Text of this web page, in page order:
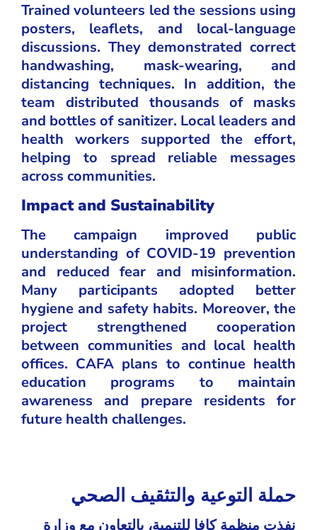
Trained volunteers led the sessions using
posters, leaflets, and local-language
discussions. They demonstrated correct
handwashing, mask-wearing, and
distancing techniques. In addition, the
team distributed thousands of masks
and bottles of sanitizer. Local leaders and
health workers supported the effort,
helping to spread reliable messages
across communities.
Impact and Sustainability
The campaign improved public
understanding of COVID-19 prevention
and reduced fear and misinformation.
Many participants adopted better
hygiene and safety habits. Moreover, the
project strengthened cooperation
between communities and local health
offices. CAFA plans to continue health
education programs to maintain
awareness and prepare residents for
future health challenges.
حملة التوعية والتثقيف الصحي
نفذت منظمة كافا للتنمية، بالتعاون مع وزارة